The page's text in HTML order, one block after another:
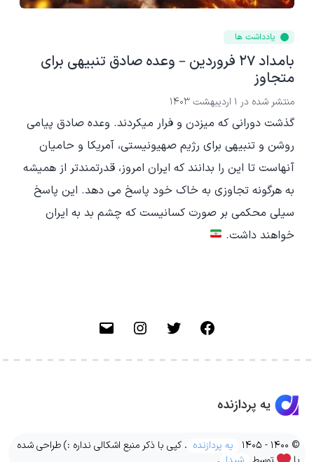
یادداشت ها
بامداد 27 فروردین – وعده صادق تنبیهی برای
متجاوز
منتشر شده در 1 اردیبهشت 1403
گذشت دورانی که میزدن و فرار میکردند. وعده صادق پیامی
روشن و تنبیهی برای رژیم صهیونیستی، آمریکا و حامیان
آنهاست تا این را بدانند که ایران امروز، قدرتمندتر از همیشه
به هرگونه تجاوزی به خاک خود پاسخ می دهد. این پاسخ
سیلی محکمی بر صورت کسانیست که چشم بد به ایران
خواهند داشت.
فیسبوک توییتر اینستاگرام
© 1400 - 1405 یه پردازنده . کپی با ذکر منبع اشکالی نداره :) طراحی شده